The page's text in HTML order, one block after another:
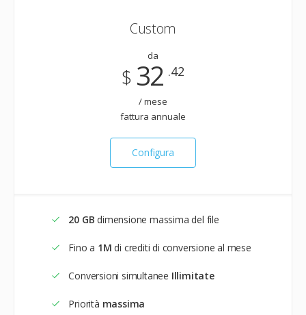
Custom
da
$ 32 .42
/ mese
fattura annuale
Configura
20 GB dimensione massima del file
Fino a 1M di crediti di conversione al mese
Conversioni simultanee Illimitate
Priorità massima